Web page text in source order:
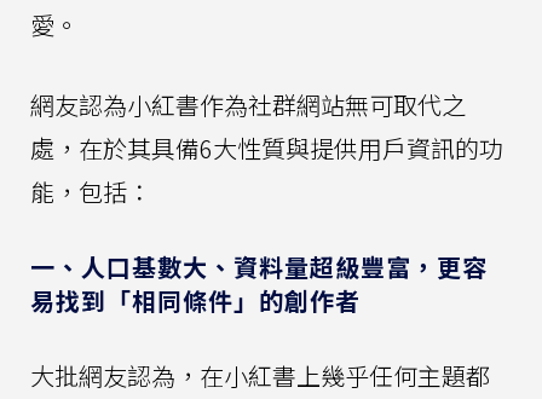
愛。
網友認為小紅書作為社群網站無可取代之
處，在於其具備6大性質與提供用戶資訊的功
能，包括：
一、人口基數大、資料量超級豐富，更容
易找到「相同條件」的創作者
大批網友認為，在小紅書上幾乎任何主題都